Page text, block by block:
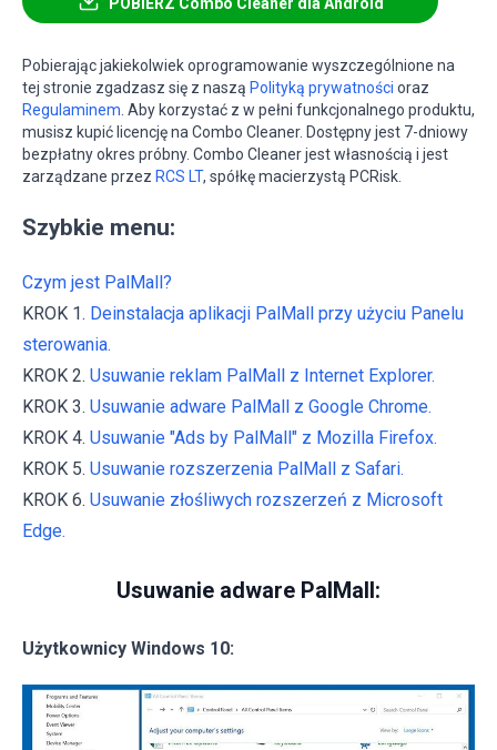
POBIERZ Combo Cleaner dla Android
Pobierając jakiekolwiek oprogramowanie wyszczególnione na
tej stronie zgadzasz się z naszą Polityką prywatności oraz
Regulaminem. Aby korzystać z w pełni funkcjonalnego produktu,
musisz kupić licencję na Combo Cleaner. Dostępny jest 7-dniowy
bezpłatny okres próbny. Combo Cleaner jest własnością i jest
zarządzane przez RCS LT, spółkę macierzystą PCRisk.
Szybkie menu:
Czym jest PalMall?
KROK 1. Deinstalacja aplikacji PalMall przy użyciu Panelu
sterowania.
KROK 2. Usuwanie reklam PalMall z Internet Explorer.
KROK 3. Usuwanie adware PalMall z Google Chrome.
KROK 4. Usuwanie "Ads by PalMall" z Mozilla Firefox.
KROK 5. Usuwanie rozszerzenia PalMall z Safari.
KROK 6. Usuwanie złośliwych rozszerzeń z Microsoft
Edge.
Usuwanie adware PalMall:
Użytkownicy Windows 10: